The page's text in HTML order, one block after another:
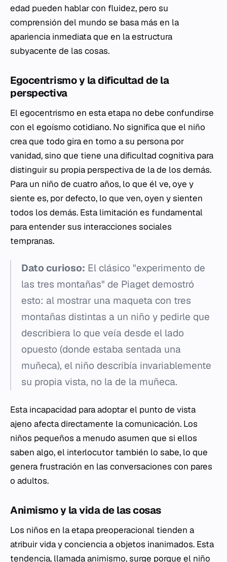
edad pueden hablar con fluidez, pero su
comprensión del mundo se basa más en la
apariencia inmediata que en la estructura
subyacente de las cosas.
Egocentrismo y la dificultad de la
perspectiva
El egocentrismo en esta etapa no debe confundirse
con el egoísmo cotidiano. No significa que el niño
crea que todo gira en torno a su persona por
vanidad, sino que tiene una dificultad cognitiva para
distinguir su propia perspectiva de la de los demás.
Para un niño de cuatro años, lo que él ve, oye y
siente es, por defecto, lo que ven, oyen y sienten
todos los demás. Esta limitación es fundamental
para entender sus interacciones sociales
tempranas.
Dato curioso: El clásico "experimento de
las tres montañas" de Piaget demostró
esto: al mostrar una maqueta con tres
montañas distintas a un niño y pedirle que
describiera lo que veía desde el lado
opuesto (donde estaba sentada una
muñeca), el niño describía invariablemente
su propia vista, no la de la muñeca.
Esta incapacidad para adoptar el punto de vista
ajeno afecta directamente la comunicación. Los
niños pequeños a menudo asumen que si ellos
saben algo, el interlocutor también lo sabe, lo que
genera frustración en las conversaciones con pares
o adultos.
Animismo y la vida de las cosas
Los niños en la etapa preoperacional tienden a
atribuir vida y conciencia a objetos inanimados. Esta
tendencia, llamada animismo, surge porque el niño